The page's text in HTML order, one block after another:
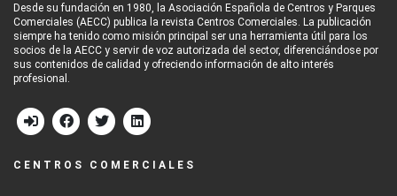
Desde su fundación en 1980, la Asociación Española de Centros y Parques
Comerciales (AECC) publica la revista Centros Comerciales. La publicación
siempre ha tenido como misión principal ser una herramienta útil para los
socios de la AECC y servir de voz autorizada del sector, diferenciándose por
sus contenidos de calidad y ofreciendo información de alto interés
profesional.
CENTROS COMERCIALES